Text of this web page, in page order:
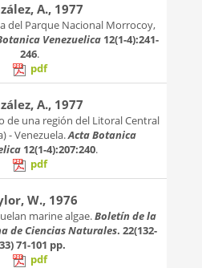
A., 1977
del Parque Nacional Morrocoy,
Venezuelica 12(1-4):241-
246.
pdf
A., 1977
de una región del Litoral Central
- Venezuela.Acta Botanica
12(1-4):207:240.
pdf
W., 1976
marine algae.Boletín de la
de Ciencias Naturales. 22(132-
71-101 pp.
pdf